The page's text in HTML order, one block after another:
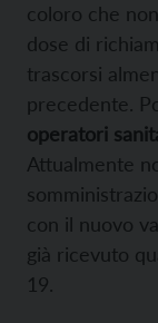
coloro che
dose di
trascorsi
precedente.
operatori
Attualmente
con il nuovo
già ricevuto
19.